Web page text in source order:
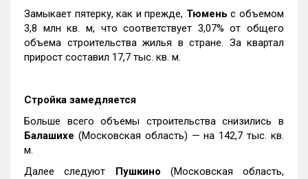
Замыкает пятерку, как и прежде, Тюмень с объемом
3,8 млн кв. м, что соответствует 3,07% от общего
объема строительства жилья в стране. За квартал
прирост составил 17,7 тыс. кв. м.
Стройка замедляется
Больше всего объемы строительства снизились в
Балашихе (Московская область) — на 142,7 тыс. кв.
м.
Далее следуют Пушкино (Московская область,